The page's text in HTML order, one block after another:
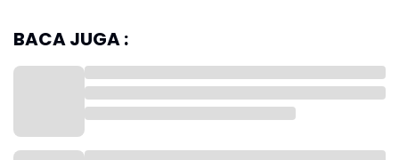
Ia menegaskan, pemerintah akan memperketat pengawasan
BACA JUGA :